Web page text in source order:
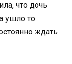
что дочь
ушло то
ждать